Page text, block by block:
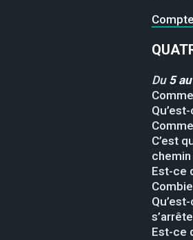
Du 5
C’est
chemin
Est-ce
Est-ce